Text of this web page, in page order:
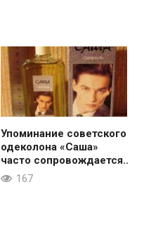
Упоминание советского
одеколона «Саша»
часто сопровождается..
167